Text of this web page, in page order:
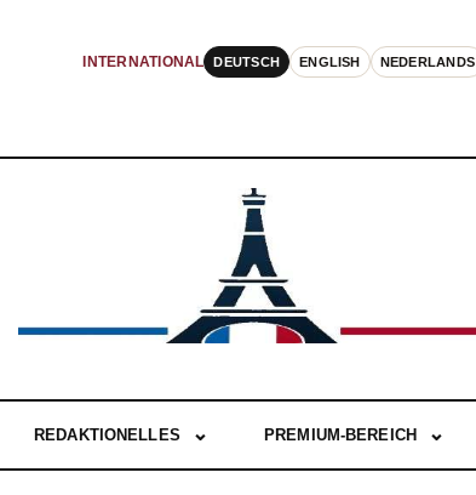
INTERNATIONAL DEUTSCH ENGLISH NEDERLANDS
REDAKTIONELLES PREMIUM-BEREICH